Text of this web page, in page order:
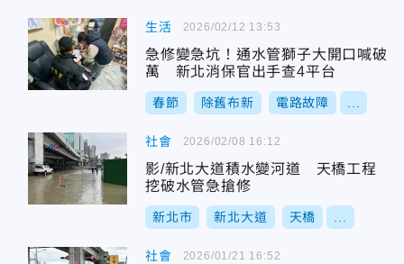
生活
急修變急坑！通水管獅子大開口喊破
萬 新北消保官出手查4平台
春節 除舊布新 電路故障
2026/02/12 13:53
社會
影/新北大道積水變河道 天橋工程
挖破水管急搶修
新北市 新北大道 天橋
2026/02/08 16:12
社會 2026/01/21 16:52